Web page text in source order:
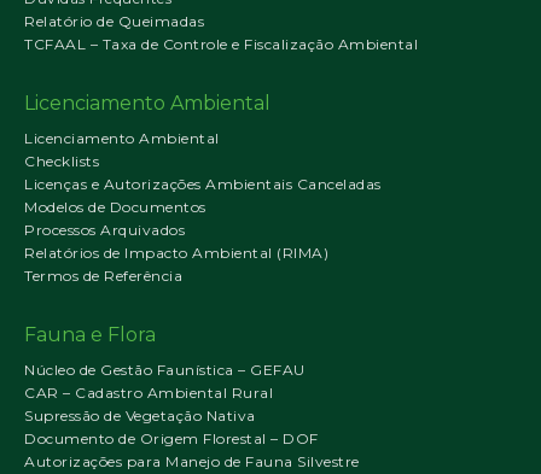
Relatório de Queimadas
TCFAAL – Taxa de Controle e Fiscalização Ambiental
Licenciamento Ambiental
Licenciamento Ambiental
Checklists
Licenças e Autorizações Ambientais Canceladas
Modelos de Documentos
Processos Arquivados
Relatórios de Impacto Ambiental (RIMA)
Termos de Referência
Fauna e Flora
Núcleo de Gestão Faunística – GEFAU
CAR – Cadastro Ambiental Rural
Supressão de Vegetação Nativa
Documento de Origem Florestal – DOF
Autorizações para Manejo de Fauna Silvestre